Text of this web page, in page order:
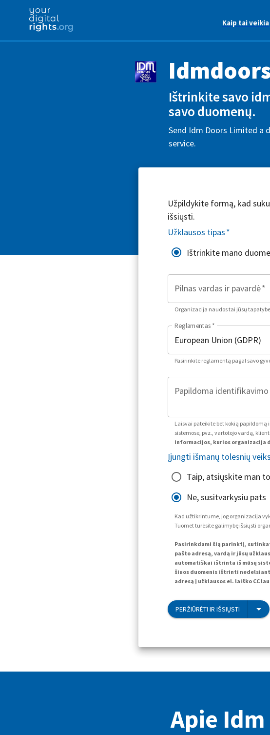
Kaip tai veikia
Ištrinkite savo
savo duomenų.
Send Idm Doors Limited a
service.
Užpildykite formą, kad
išsiųsti.
Užklausos tipas*
Ištrinkite mano
Pilnas vardas ir pavardė*
Organizacija naudos tai jūsų
Reglamentas *
Pasirinkite reglamentą pagal savo
Papildoma
Laisvai pateikite bet kokią
sistemose, pvz., vartotojo vardą,
informacijos, kurios organizacija
Įjungti išmanų tolesnių
Taip, atsiųskite man
Ne, susitvarkysiu pats
Kad užtikrintume, jog organizacija
Tuomet turėsite galimybę išsiųsti
Pasirinkdami šią parinktį,
pašto adresą, vardą ir jūsų
automatiškai ištrinta iš mūsų
šiuos duomenis ištrinti
adresą į užklausos el. laiško CC
PERŽIŪRĖTI IR IŠSIŲSTI
Apie